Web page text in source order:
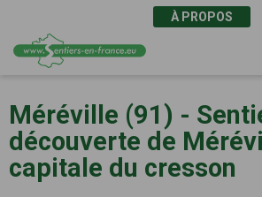
au
contenu
principal
À PROPOS
Méréville (91) -
découverte de
capitale du cresson